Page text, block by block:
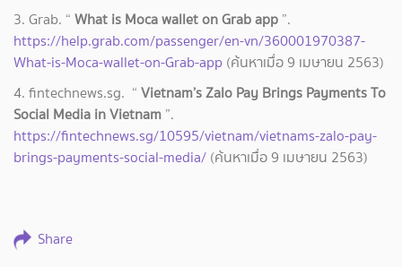
3. Grab. “ What is Moca wallet on Grab app ”.
https://help.grab.com/passenger/en-vn/360001970387-
What-is-Moca-wallet-on-Grab-app (ค้นหาเมื่อ 9 เมษายน 2563)
4. fintechnews.sg. “ Vietnam’s Zalo Pay Brings Payments To
Social Media in Vietnam ”.
https://fintechnews.sg/10595/vietnam/vietnams-zalo-pay-
brings-payments-social-media/ (ค้นหาเมื่อ 9 เมษายน 2563)
Share